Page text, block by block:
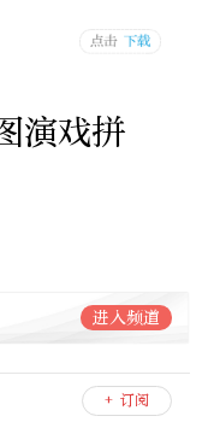
演戏拼
进入频道
+ 订阅